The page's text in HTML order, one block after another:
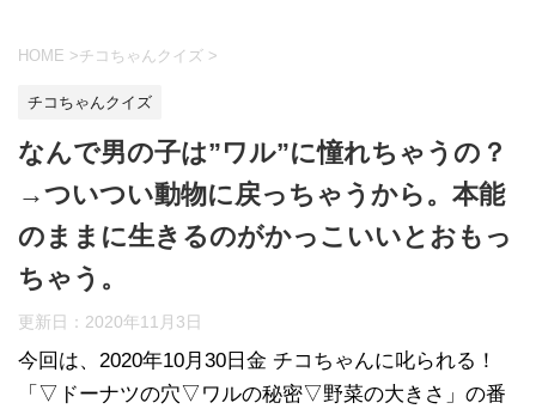
HOME >チコちゃんクイズ >
チコちゃんクイズ
なんで男の子は”ワル”に憧れちゃうの？
→ついつい動物に戻っちゃうから。本能
のままに生きるのがかっこいいとおもっ
ちゃう。
更新日： 2020年11月3日
今回は、2020年10月30日金 チコちゃんに叱られる！
「▽ドーナツの穴▽ワルの秘密▽野菜の大きさ」の番